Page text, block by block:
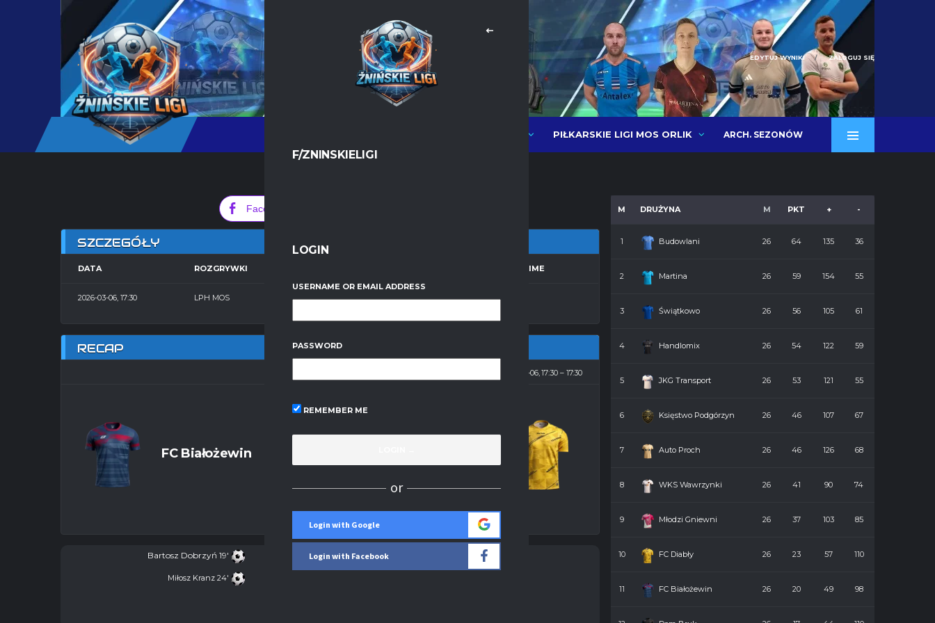
EDYTUJ WYNIKI ZALOGUJ SIĘ
PIŁKARSKIE LIGI MOS ORLIK ARCH. SEZONÓW
F/ZNINSKIELIGI
LOGIN
USERNAME OR EMAIL ADDRESS
PASSWORD
REMEMBER ME
or
Login with Google
Login with Facebook
Facebook
SZCZEGÓŁY
DATA ROZGRYWKI FULL TIME
2026-03-06, 17:30 LPH MOS Hala 2025/2026 23 30'
RECAP
2026-03-06, 17:30 17:30
FC Białożewin
Wynik
Bartosz Dobrzyń 19' 1-0
Miłosz Kranz 24'
M DRUŻYNA M PKT + -
1 Budowlani 26 64 135 36
2 Martina 26 59 154 55
3 Świątkowo 26 56 105 61
4 Handlomix 26 54 122 59
5 JKG Transport 26 53 121 55
6 Księstwo Podgórzyn 26 46 107 67
7 Auto Proch 26 46 126 68
8 WKS Wawrzynki 26 41 90 74
9 Młodzi Gniewni 26 37 103 85
10 FC Diabły 26 23 57 110
11 FC Białożewin 26 20 49 98